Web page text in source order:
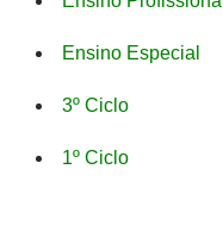
Ensino Especial
3º Ciclo
1º Ciclo